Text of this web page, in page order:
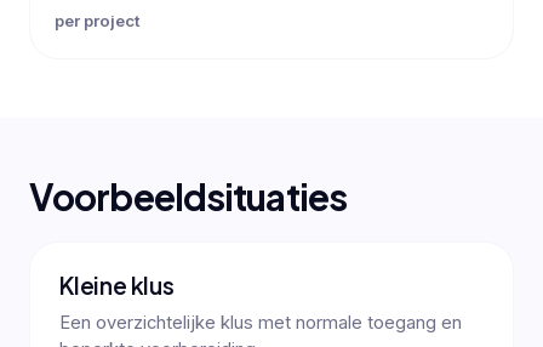
per project
Voorbeeldsituaties
Kleine klus
Een overzichtelijke klus met normale toegang en